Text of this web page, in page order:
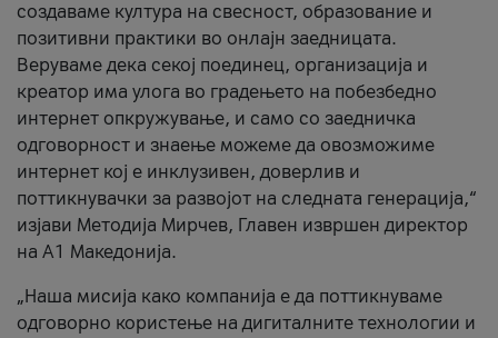
создаваме култура на свесност, образование и
позитивни практики во онлајн заедницата.
Веруваме дека секој поединец, организација и
креатор има улога во градењето на побезбедно
интернет опкружување, и само со заедничка
одговорност и знаење можеме да овозможиме
интернет кој е инклузивен, доверлив и
поттикнувачки за развојот на следната генерација,“
изјави Методија Мирчев, Главен извршен директор
на А1 Македонија.
„Наша мисија како компанија е да поттикнуваме
одговорно користење на дигиталните технологии и